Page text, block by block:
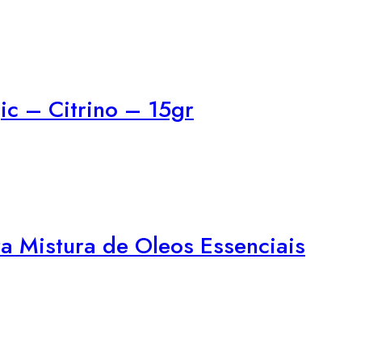
– Citrino – 15gr
Mistura de Oleos Essenciais